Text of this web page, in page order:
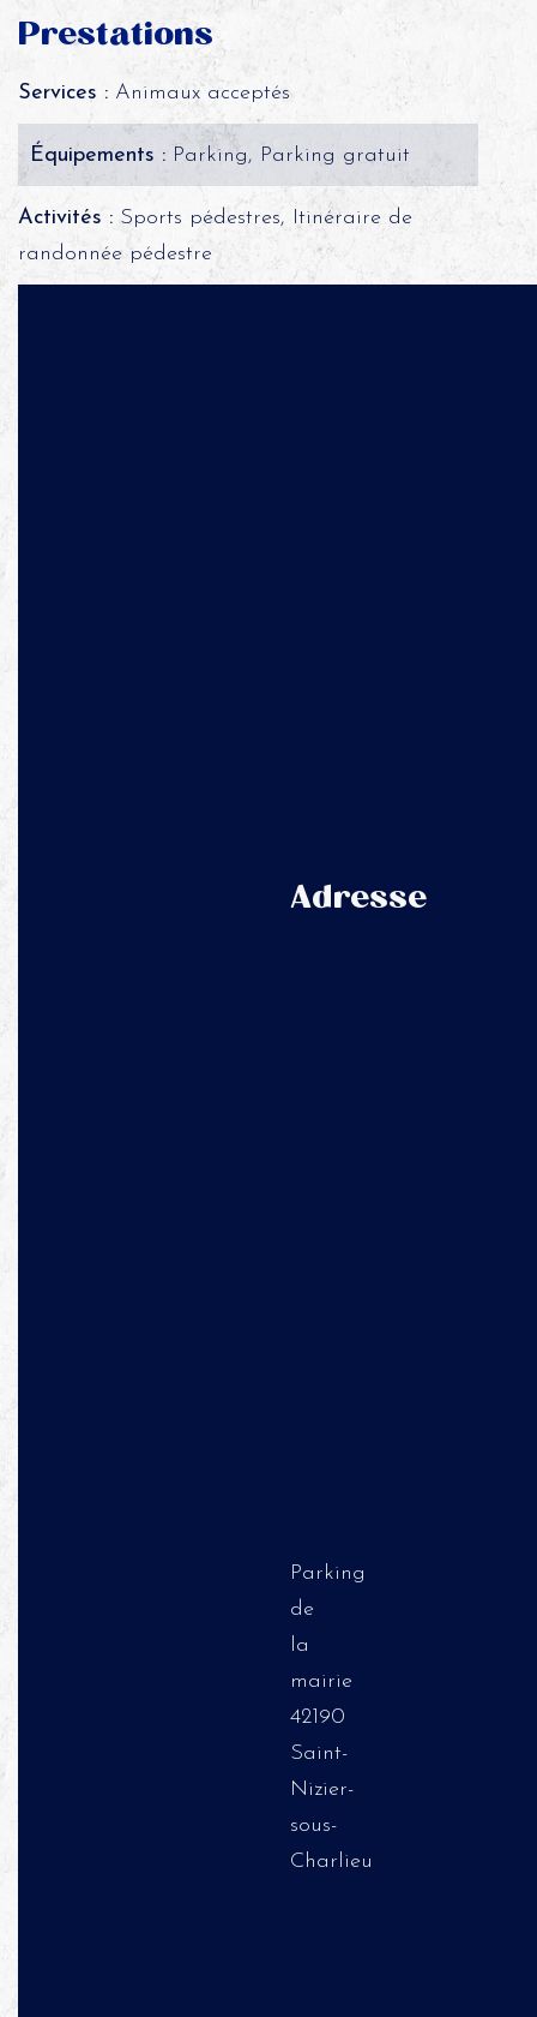
Prestations
Services :Animaux acceptés
Équipements :Parking, Parking gratuit
Activités :Sports pédestres, Itinéraire de
randonnée pédestre
Adresse
Parking
de
la
mairie
42190
Saint-
Nizier-
sous-
Charlieu